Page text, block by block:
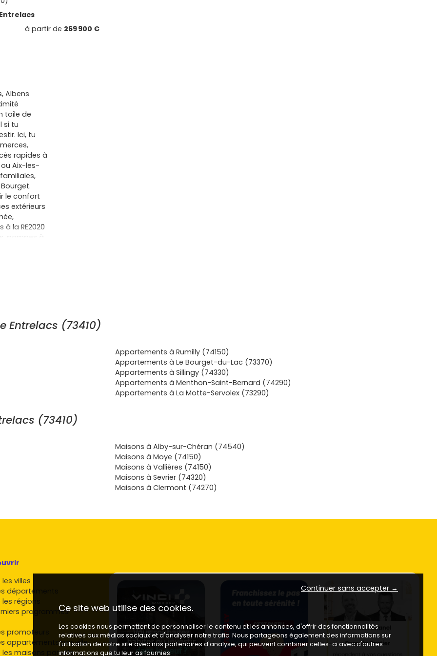
Entrelacs
à partir de 269 900 €
Albens
toile de
si tu
Ici, tu
rapides à
ou Aix-les-
le confort
extérieurs
la RE2020
pompes à
prêt à
la
des
du
à la
autant les
à-terre
ou Savoie
Envie de
villages
besoin, et
la douceur
Entrelacs (73410)
Appartements à Rumilly (74150)
Appartements à Le Bourget-du-Lac (73370)
Appartements à Sillingy (74330)
Appartements à Menthon-Saint-Bernard (74290)
Appartements à La Motte-Servolex (73290)
(73410)
Maisons à Alby-sur-Chéran (74540)
Maisons à Moye (74150)
Maisons à Vallières (74150)
Maisons à Sevrier (74320)
Maisons à Clermont (74270)
villes
départements
régions
programmes
promoteurs
appartements par ville
les maisons par ville
Continuer sans accepter →
Ce site web utilise des cookies.
Les cookies nous permettent de personnaliser le contenu et les annonces, d'offrir des fonctionnalités
relatives aux médias sociaux et d'analyser notre trafic. Nous partageons également des informations sur
l'utilisation de notre site avec nos partenaires d'analyse, qui peuvent combiner celles-ci avec d'autres
informations que tu leur as fournies.